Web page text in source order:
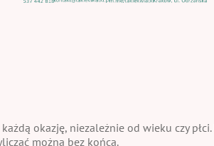
okazję, niezależnie od wieku czy
można bez końca.